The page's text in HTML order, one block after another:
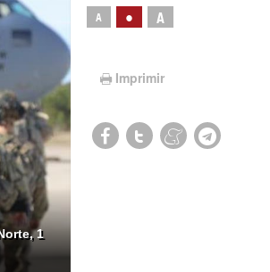
1
A • A
Imprimir